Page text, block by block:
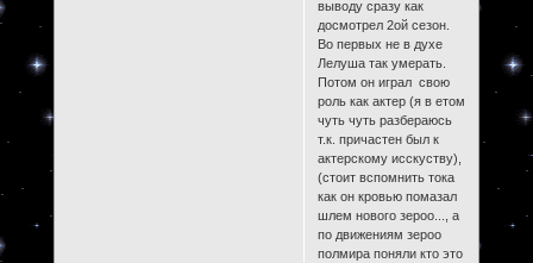
выводу сразу как
досмотрел 2ой сезон.
Во первых не в духе
Лелуша так умерать.
Потом он играл свою
роль как актер (я в етом
чуть чуть разбераюсь
т.к. причастен был к
актерскому исскуству),
(стоит вспомнить тока
как он кровью помазал
шлем нового зероо..., а
по движениям зероо
полмира поняли кто это